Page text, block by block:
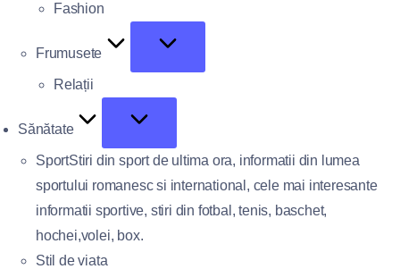
Fashion
Frumusete
Relații
Sănătate
SportStiri din sport de ultima ora, informatii din lumea
sportului romanesc si international, cele mai interesante
informatii sportive, stiri din fotbal, tenis, baschet,
hochei,volei, box.
Stil de viata